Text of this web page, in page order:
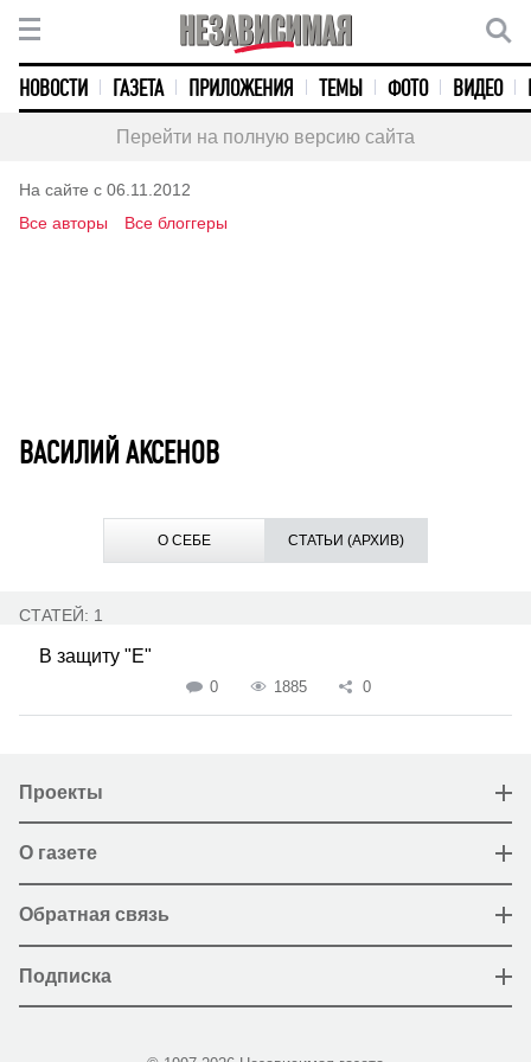
НОВОСТИ ГАЗЕТА ПРИЛОЖЕНИЯ ТЕМЫ ФОТО ВИДЕО
Перейти на полную версию сайта
На сайте с 06.11.2012
Все авторы
Все блоггеры
ВАСИЛИЙ АКСЕНОВ
О СЕБЕ СТАТЬИ (АРХИВ)
СТАТЕЙ: 1
В защиту "Е"
0 1885 0
Проекты
О газете
Обратная связь
Подписка